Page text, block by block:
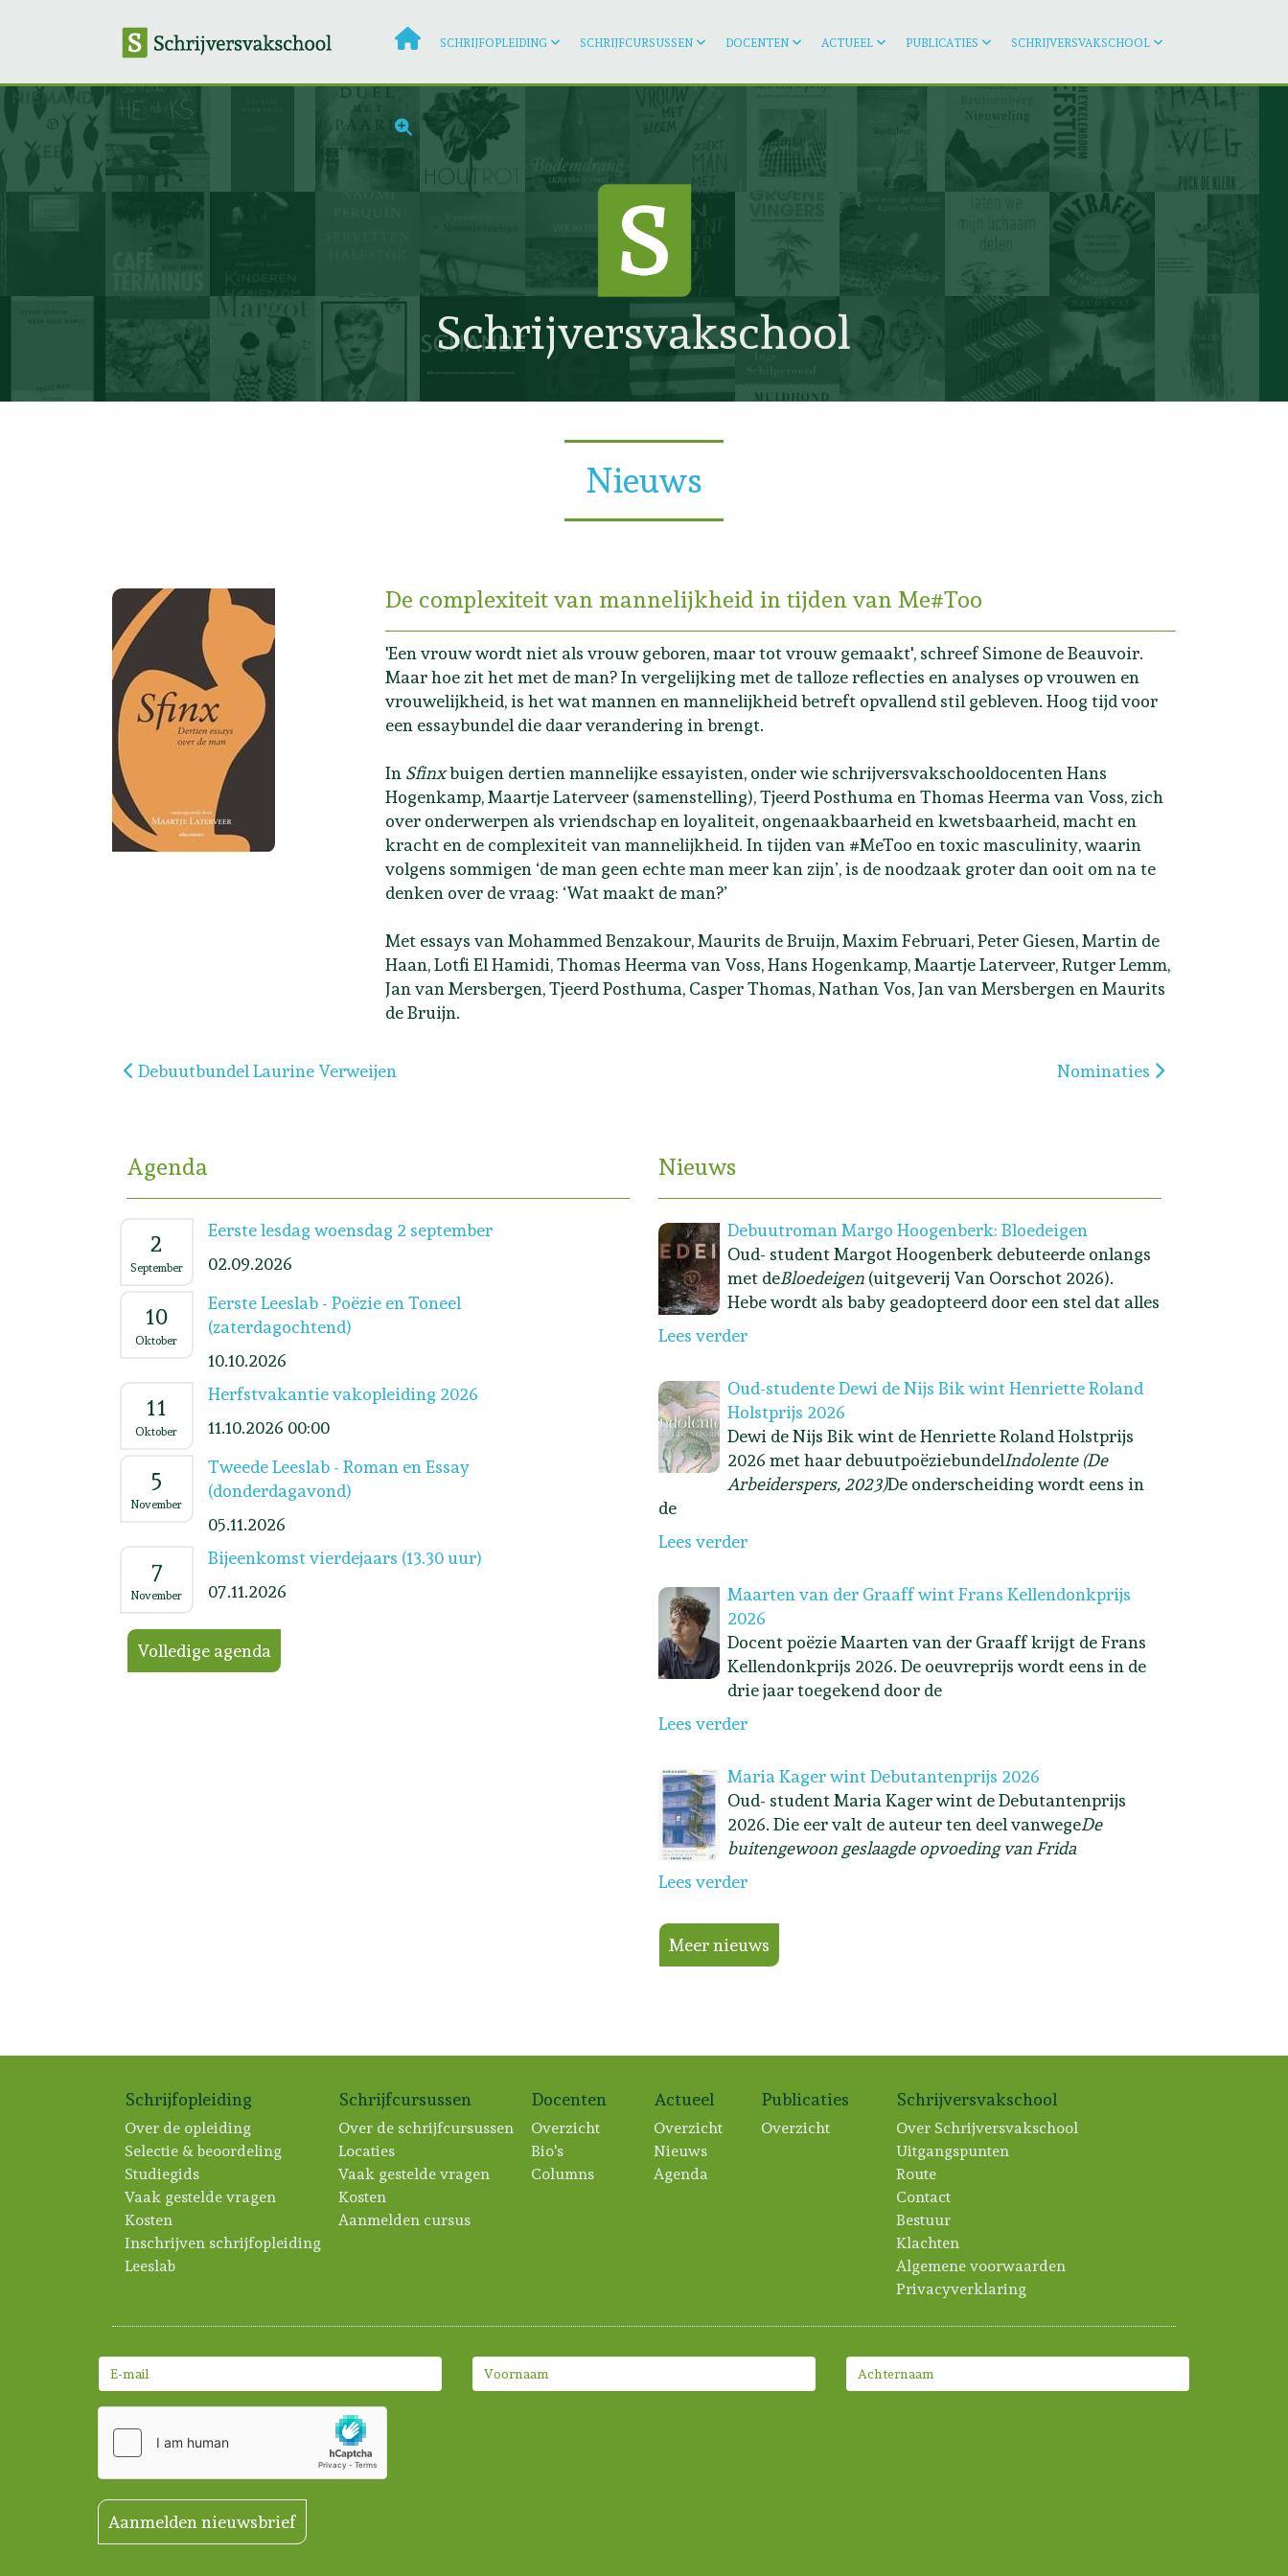
SCHRIJFOPLEIDING SCHRIJFCURSUSSEN DOCENTEN ACTUEEL PUBLICATIES SCHRIJVERSVAKSCHOOL
Schrijversvakschool
Nieuws
De complexiteit van mannelijkheid in tijden van Me#Too
'Een vrouw wordt niet als vrouw geboren, maar tot vrouw gemaakt', schreef Simone de Beauvoir.
Maar hoe zit het met de man? In vergelijking met de talloze reflecties en analyses op vrouwen en
vrouwelijkheid, is het wat mannen en mannelijkheid betreft opvallend stil gebleven. Hoog tijd voor
een essaybundel die daar verandering in brengt.
In Sfinxbuigen dertien mannelijke essayisten, onder wie schrijversvakschooldocenten Hans
Hogenkamp, Maartje Laterveer (samenstelling), Tjeerd Posthuma en Thomas Heerma van Voss, zich
over onderwerpen als vriendschap en loyaliteit, ongenaakbaarheid en kwetsbaarheid, macht en
kracht en de complexiteit van mannelijkheid. In tijden van #MeToo en toxic masculinity, waarin
volgens sommigen ‘de man geen echte man meer kan zijn’, is de noodzaak groter dan ooit om na te
denken over de vraag: ‘Wat maakt de man?’
Met essays van Mohammed Benzakour, Maurits de Bruijn, Maxim Februari, Peter Giesen, Martin de
Haan, Lotfi El Hamidi, Thomas Heerma van Voss, Hans Hogenkamp, Maartje Laterveer, Rutger Lemm,
Jan van Mersbergen, Tjeerd Posthuma, Casper Thomas, Nathan Vos, Jan van Mersbergen en Maurits
de Bruijn.
Vorig artikel: Debuutbundel Laurine Verweijen
Debuutbundel Laurine Verweijen Volgende artikel: Nominaties
Nominaties
Agenda
2
September
Eerste lesdag woensdag 2 september
02.09.2026
10
Oktober
Eerste Leeslab - Poëzie en Toneel
(zaterdagochtend)
10.10.2026
11
Oktober
Herfstvakantie vakopleiding 2026
11.10.2026 00:00
5
November
Tweede Leeslab - Roman en Essay
(donderdagavond)
05.11.2026
7
November
Bijeenkomst vierdejaars (13.30 uur)
07.11.2026
Volledige agenda
Nieuws
Debuutroman Margo Hoogenberk: Bloedeigen
Oud- student Margot Hoogenberk debuteerde onlangs
met deBloedeigen (uitgeverij Van Oorschot 2026).
Hebe wordt als baby geadopteerd door een stel dat alles
Lees verder
Oud-studente Dewi de Nijs Bik wint Henriette Roland
Holstprijs 2026
Dewi de Nijs Bik wint de Henriette Roland Holstprijs
2026 met haar debuutpoëziebundelIndolente (De
Arbeiderspers, 2023)De onderscheiding wordt eens in
de
Lees verder
Maarten van der Graaff wint Frans Kellendonkprijs
2026
Docent poëzie Maarten van der Graaff krijgt de Frans
Kellendonkprijs 2026. De oeuvreprijs wordt eens in de
drie jaar toegekend door de
Lees verder
Maria Kager wint Debutantenprijs 2026
Oud- student Maria Kager wint de Debutantenprijs
2026. Die eer valt de auteur ten deel vanwegeDe
buitengewoon geslaagde opvoeding van Frida
Lees verder
Meer nieuws
Schrijfopleiding
Over de opleiding
Selectie & beoordeling
Studiegids
Vaak gestelde vragen
Kosten
Inschrijven schrijfopleiding
Leeslab
Schrijfcursussen
Over de schrijfcursussen
Locaties
Vaak gestelde vragen
Kosten
Aanmelden cursus
Docenten
Overzicht
Bio's
Columns
Actueel
Overzicht
Nieuws
Agenda
Publicaties
Overzicht
Schrijversvakschool
Over Schrijversvakschool
Uitgangspunten
Route
Contact
Bestuur
Klachten
Algemene voorwaarden
Privacyverklaring
Aanmelden nieuwsbrief